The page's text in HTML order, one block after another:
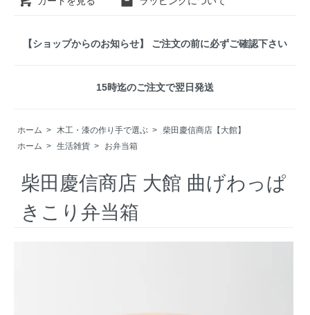
【ショップからのお知らせ】 ご注文の前に必ずご確認下さい
15時迄のご注文で翌日発送
ホーム > 木工・漆の作り手で選ぶ > 柴田慶信商店【大館】
ホーム > 生活雑貨 > お弁当箱
柴田慶信商店 大館 曲げわっぱ
きこり弁当箱